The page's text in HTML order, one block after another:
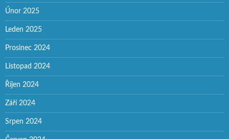
Únor 2025
Leden 2025
Prosinec 2024
Listopad 2024
Říjen 2024
Září 2024
Srpen 2024